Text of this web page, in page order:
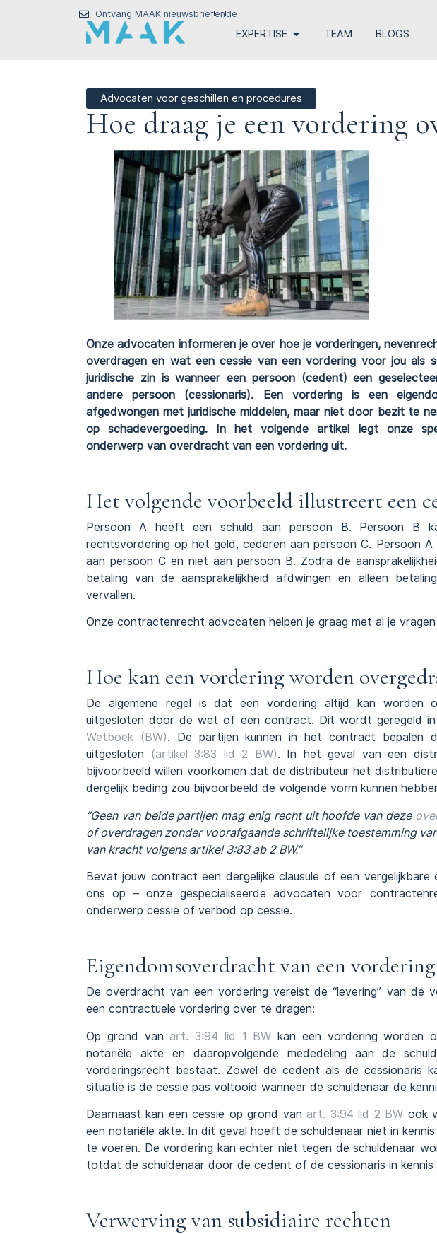
Ontvang MAAK nieuwsbriefende
EXPERTISE TEAM BLOGS
Advocaten voor geschillen en procedures
Hoe draag je een vordering
Onze advocaten informeren je over hoe je vorderingen,
overdragen en wat een cessie van een vordering voor jou als
juridische zin is wanneer een persoon (cedent) een
andere persoon (cessionaris). Een vordering is een
afgedwongen met juridische middelen, maar niet door bezit te
op schadevergoeding. In het volgende artikel legt onze
onderwerp van overdracht van een vordering uit.
Het volgende voorbeeld illustreert een
Persoon A heeft een schuld aan persoon B. Persoon B
rechtsvordering op het geld, cederen aan persoon C. Persoon
aan persoon C en niet aan persoon B. Zodra de
betaling van de aansprakelijkheid afdwingen en alleen
vervallen.
Onze contractenrecht advocaten helpen je graag met al je
Hoe kan een vordering worden
De algemene regel is dat een vordering altijd kan worden
uitgesloten door de wet of een contract. Dit wordt geregeld
Wetboek (BW). De partijen kunnen in het contract bepalen
uitgesloten (artikel 3:83 lid 2 BW). In het geval van een
bijvoorbeeld willen voorkomen dat de distributeur het
dergelijk beding zou bijvoorbeeld de volgende vorm kunnen
“Geen van beide partijen mag enig recht uit hoofde van deze
of overdragen zonder voorafgaande schriftelijke toestemming
van kracht volgens artikel 3:83 ab 2 BW.”
Bevat jouw contract een dergelijke clausule of een
ons op – onze gespecialiseerde advocaten voor
onderwerp cessie of verbod op cessie.
Eigendomsoverdracht van een vordering
De overdracht van een vordering vereist de “levering” van de
een contractuele vordering over te dragen:
Op grond vanart. 3:94 lid 1 BW kan een vordering worden
notariële akte en daaropvolgende mededeling aan de
vorderingsrecht bestaat. Zowel de cedent als de cessionaris
situatie is de cessie pas voltooid wanneer de schuldenaar de
Daarnaast kan een cessie op grond van art. 3:94 lid 2 BW ook
een notariële akte. In dit geval hoeft de schuldenaar niet in
te voeren. De vordering kan echter niet tegen de schuldenaar
totdat de schuldenaar door de cedent of de cessionaris in kennis
Verwerving van subsidiaire rechten